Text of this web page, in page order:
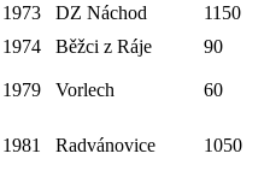
1973 DZ Náchod
1150
1974 Běžci z Ráje
90
1979 Vorlech 60
1981 Radvánovice 1050